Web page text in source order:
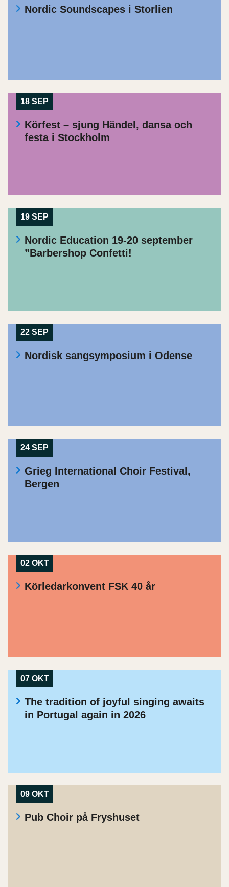
Nordic Soundscapes i Storlien
18 SEP
Körfest – sjung Händel, dansa och
festa i Stockholm
19 SEP
Nordic Education 19-20 september
”Barbershop Confetti!
22 SEP
Nordisk sangsymposium i Odense
24 SEP
Grieg International Choir Festival,
Bergen
02 OKT
Körledarkonvent FSK 40 år
07 OKT
The tradition of joyful singing awaits
in Portugal again in 2026
09 OKT
Pub Choir på Fryshuset